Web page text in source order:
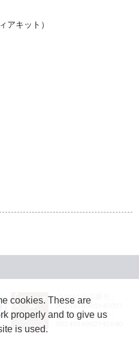
アキット）
JASRAC許諾番号：
9024936001Y45037
JASRAC許諾番号：
cookies. These are
properly and to give us
is used.